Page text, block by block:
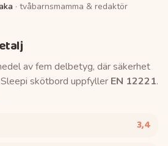
· tvåbarnsmamma & redaktör
av fem delbetyg, där säkerhet
skötbord uppfyller EN 12221.
3,4